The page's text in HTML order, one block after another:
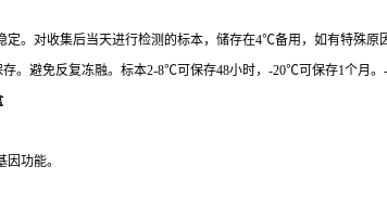
。对收集后当天进行检测的标本，储存在4℃备用，如有特殊原
。避免反复冻融。标本2-8℃可保存48小时，-20℃可保存1个月。
功能。